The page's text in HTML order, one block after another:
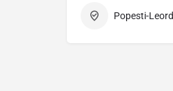
Popesti-